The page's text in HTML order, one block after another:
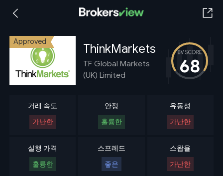
Approved ThinkMarkets
TF Global Markets
(UK) Limited
68
거래 속도
가난한
안정
훌륭한
유동성
가난한
실행 가격
훌륭한
스프레드
좋은
스왑율
가난한